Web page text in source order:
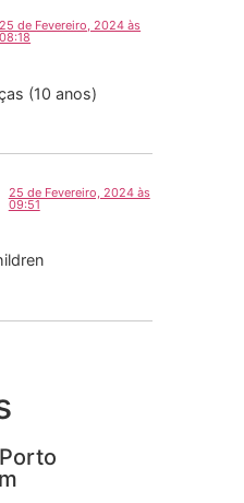
25 de Fevereiro, 2024 às
08:18
(10 anos)
25 de Fevereiro, 2024 às
09:51